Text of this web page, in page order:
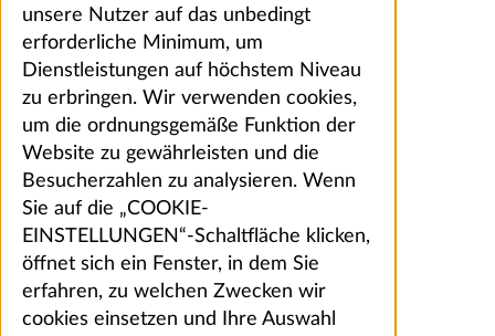
unsere Nutzer auf das unbedingt
erforderliche Minimum, um
Dienstleistungen auf höchstem Niveau
zu erbringen. Wir verwenden cookies,
um die ordnungsgemäße Funktion der
Website zu gewährleisten und die
Besucherzahlen zu analysieren. Wenn
Sie auf die „COOKIE-
EINSTELLUNGEN“-Schaltfläche klicken,
öffnet sich ein Fenster, in dem Sie
erfahren, zu welchen Zwecken wir
cookies einsetzen und Ihre Auswahl